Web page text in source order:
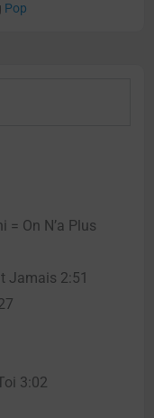
Pop
= On N’a Plus
Jamais 2:51
3:02